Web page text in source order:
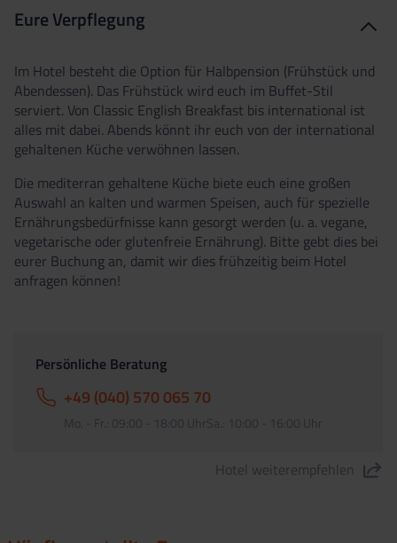
Eure Verpflegung
Im Hotel besteht die Option für Halbpension (Frühstück und
Abendessen). Das Frühstück wird euch im Buffet-Stil
serviert. Von Classic English Breakfast bis international ist
alles mit dabei. Abends könnt ihr euch von der international
gehaltenen Küche verwöhnen lassen.
Die mediterran gehaltene Küche biete euch eine großen
Auswahl an kalten und warmen Speisen, auch für spezielle
Ernährungsbedürfnisse kann gesorgt werden (u. a. vegane,
vegetarische oder glutenfreie Ernährung). Bitte gebt dies bei
eurer Buchung an, damit wir dies frühzeitig beim Hotel
anfragen können!
Persönliche Beratung
+49 (040) 570 065 70
Mo. - Fr.: 09:00 - 18:00 UhrSa.: 10:00 - 16:00 Uhr
Hotel weiterempfehlen